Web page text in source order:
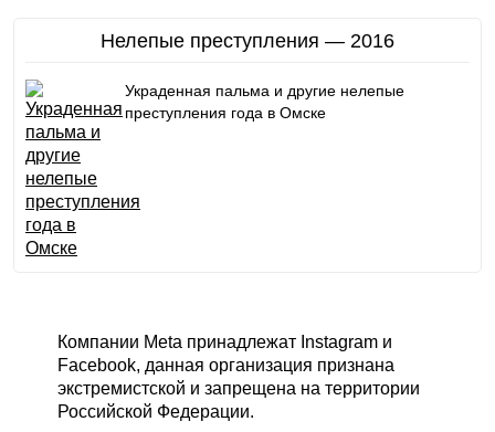
Нелепые преступления — 2016
Украденная пальма и другие нелепые
преступления года в Омске
Компании Meta принадлежат Instagram и
Facebook, данная организация признана
экстремистской и запрещена на территории
Российской Федерации.